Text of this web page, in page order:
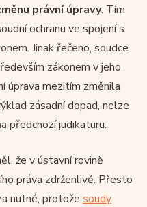
právní úpravy. Tím
ochranu ve spojení s
Jinak řečeno, soudce
zákonem v jeho
úprava mezitím změnila
zásadní dopad, nelze
předchozí judikaturu.
že v ústavní rovině
práva zdrženlivě. Přesto
nutné, protože soudy